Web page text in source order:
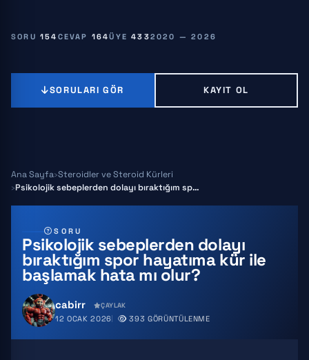
SORU 154 CEVAP 164ÜYE4332020 — 2026
SORULARI GÖR KAYIT OL
Ana Sayfa Steroidler ve Steroid Kürleri
Psikolojik sebeplerden dolayı bıraktığım spor hayatıma kür ile b…
SORU
Psikolojik sebeplerden dolayı
bıraktığım spor hayatıma kür ile
başlamak hata mı olur?
cabirr ÇAYLAK
12 OCAK 2026 393 GÖRÜNTÜLENME